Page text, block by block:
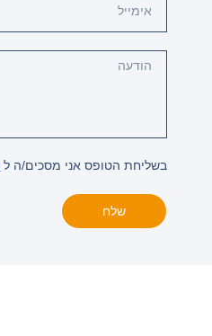
בשליחת הטופס אני מסכים/ה ל
שלח